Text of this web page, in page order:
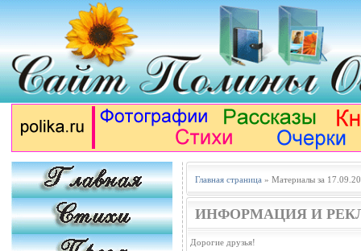
Главная страница » Материалы за
ИНФОРМАЦИЯ И
Дорогие друзья!